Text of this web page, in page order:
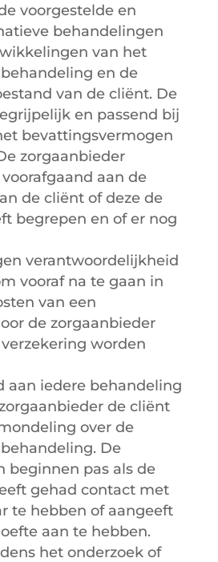
voorgestelde en
behandelingen
van het
en de
van de cliënt. De
en passend bij
bevattingsvermogen
zorgaanbieder
aan de
de cliënt of deze de
begrepen en of er nog
verantwoordelijkheid
vooraf na te gaan in
van een
de zorgaanbieder
worden
aan iedere behandeling
de cliënt
over de
De
beginnen pas als de
gehad contact met
te hebben of aangeeft
aan te hebben.
het onderzoek of